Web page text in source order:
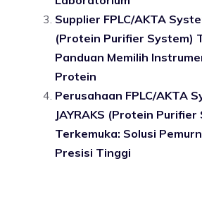
Supplier FPLC/AKTA
(Protein Purifier System)
Panduan Memilih
Protein
Perusahaan FPLC/AKTA
JAYRAKS (Protein Purifier
Terkemuka: Solusi
Presisi Tinggi